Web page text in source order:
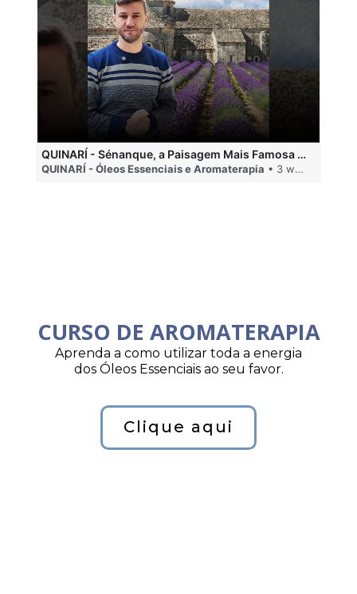
QUINARÍ - Sénanque, a Paisagem Mais Famosa da Aromaterapia
QUINARÍ - Óleos Essenciais e Aromaterapia • 3 weeks ago
CURSO DE AROMATERAPIA
Aprenda a como utilizar toda a energia
dos Óleos Essenciais ao seu favor.
Clique aqui